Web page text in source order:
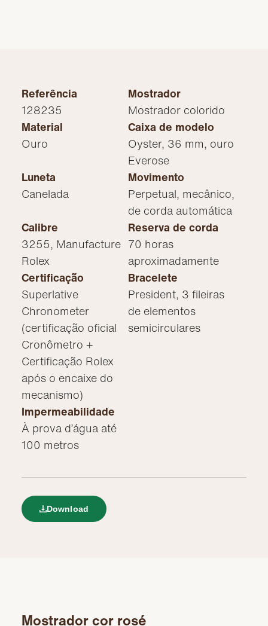
Referência
128235
Mostrador
Mostrador colorido
Material
Ouro
Caixa de modelo
Oyster, 36 mm, ouro
Everose
Luneta
Canelada
Movimento
Perpetual, mecânico,
de corda automática
Calibre
3255, Manufacture
Rolex
Reserva de corda
70 horas
aproximadamente
Certificação
Superlative
Chronometer
(certificação oficial
Cronômetro +
Certificação Rolex
após o encaixe do
mecanismo)
Bracelete
President, 3 fileiras
de elementos
semicirculares
Impermeabilidade
À prova d’água até
100 metros
Download
Mostrador cor rosé